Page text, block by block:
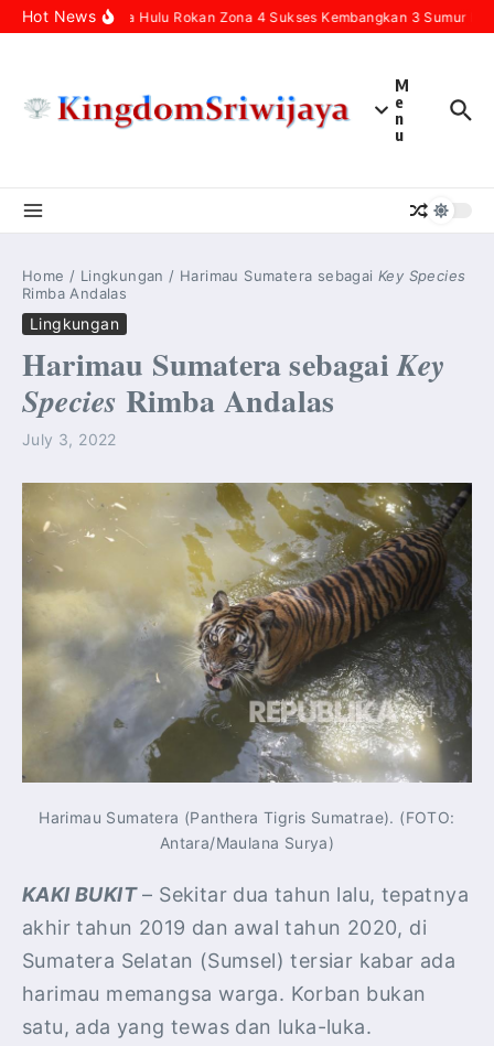
Skip to content
Hot NewsPertamina Hulu Rokan Zona 4 Sukses Kembangkan 3 Sumur
M
e
n
u
Home / Lingkungan / Harimau Sumatera sebagaiKey Species
Rimba Andalas
Lingkungan
Harimau Sumatera sebagaiKey
Species Rimba Andalas
July 3, 2022
Harimau Sumatera (Panthera Tigris Sumatrae). (FOTO:
Antara/Maulana Surya)
KAKI BUKIT– Sekitar dua tahun lalu, tepatnya
akhir tahun 2019 dan awal tahun 2020, di
Sumatera Selatan (Sumsel) tersiar kabar ada
harimau memangsa warga. Korban bukan
satu, ada yang tewas dan luka-luka.